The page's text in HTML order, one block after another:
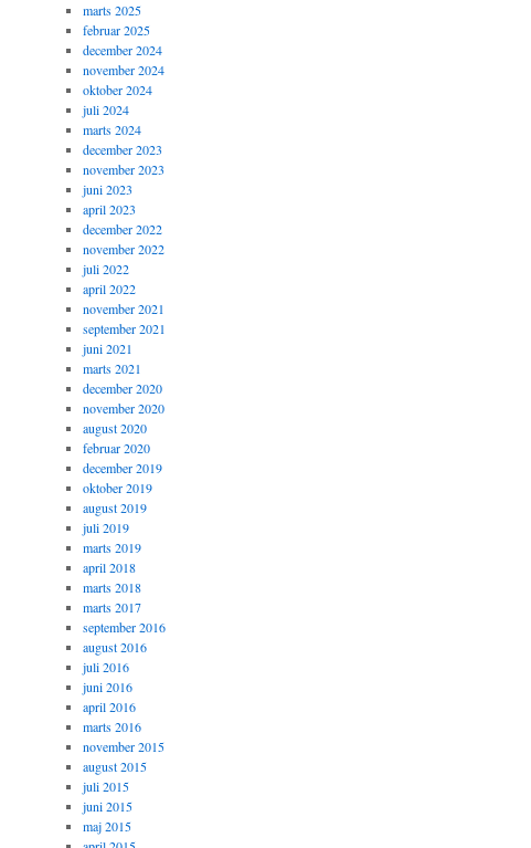
marts 2025
februar 2025
december 2024
november 2024
oktober 2024
juli 2024
marts 2024
december 2023
november 2023
juni 2023
april 2023
december 2022
november 2022
juli 2022
april 2022
november 2021
september 2021
juni 2021
marts 2021
december 2020
november 2020
august 2020
februar 2020
december 2019
oktober 2019
august 2019
juli 2019
marts 2019
april 2018
marts 2018
marts 2017
september 2016
august 2016
juli 2016
juni 2016
april 2016
marts 2016
november 2015
august 2015
juli 2015
juni 2015
maj 2015